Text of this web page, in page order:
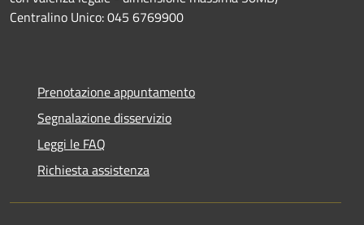
Centralino Unico: 045 6769900
Prenotazione appuntamento
Segnalazione disservizio
Leggi le FAQ
Richiesta assistenza